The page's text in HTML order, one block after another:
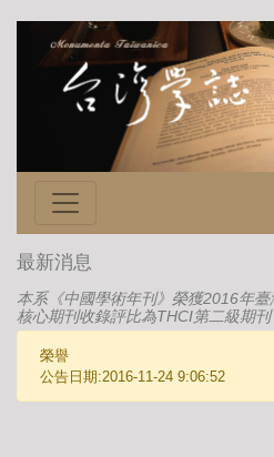
最新消息
本系《中國學術年刊》榮獲2016年
核心期刊收錄評比為THCI第二級期刊
榮譽
公告日期:2016-11-24 9:06:52